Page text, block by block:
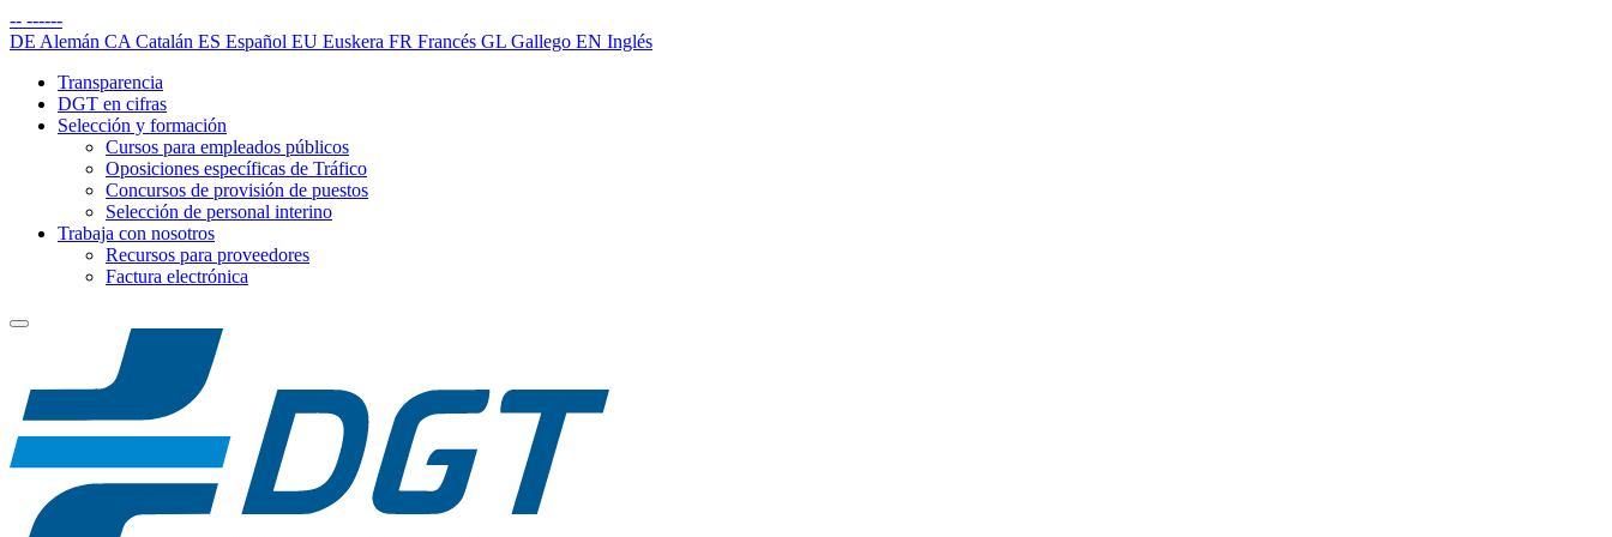
-- ------
DE Alemán CA Catalán ES Español EU Euskera FR Francés GL Gallego EN Inglés
Transparencia
DGT en cifras
Selección y formación
Cursos para empleados públicos
Oposiciones específicas de Tráfico
Concursos de provisión de puestos
Selección de personal interino
Trabaja con nosotros
Recursos para proveedores
Factura electrónica